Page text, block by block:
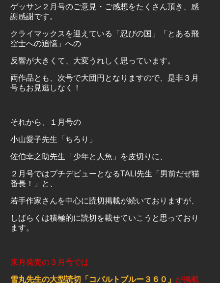
ゲッサン２月号のご意見・ご感想をたくさん頂き、感
謝感謝です。
クライマックスを迎えている「忍びの国」「とある飛
空士への追憶」への
反響が大きくて、大変うれしく思っています。
両作品とも、次号で大団円となりますので、是非３月
号もお見逃しなく！
それから、１月号の
小山愛子先生「ちろり」
佐伯幸之助先生「少年と人魚」を皮切りに、
２月号ではプチデビューとなるTALI 先生「男前だぜ猫
番長！」と、
若手作家さんを中心に読切掲載が続いておりますが、
しばらくは積極的に読切を載せていこうと思っており
ます。
来月発売の３月号では
雪丸先生の大型読切「コバルトブルー３６０」 が掲載